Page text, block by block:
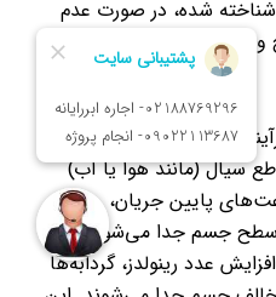
شده، در صورت عدم
شود.
فیزیکی است که هرگاه
سیال (مانند هوا یا آب)
پایین جریان،
سطح جسم جدا می‌شوند. اما
عدد رینولدز، گردابه‌ها